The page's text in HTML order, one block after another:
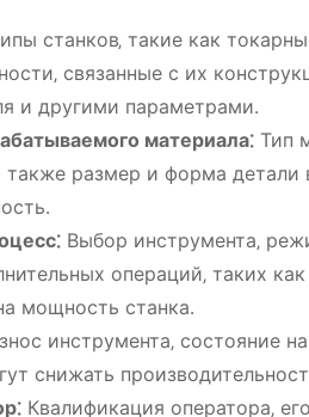
станков‚ такие как
связанные с их
и другими параметрами․
материала⁚ Тип
также размер и форма детали
Выбор инструмента‚
операций‚ таких
мощность станка․
инструмента‚ состояние
снижать
Квалификация оператора‚